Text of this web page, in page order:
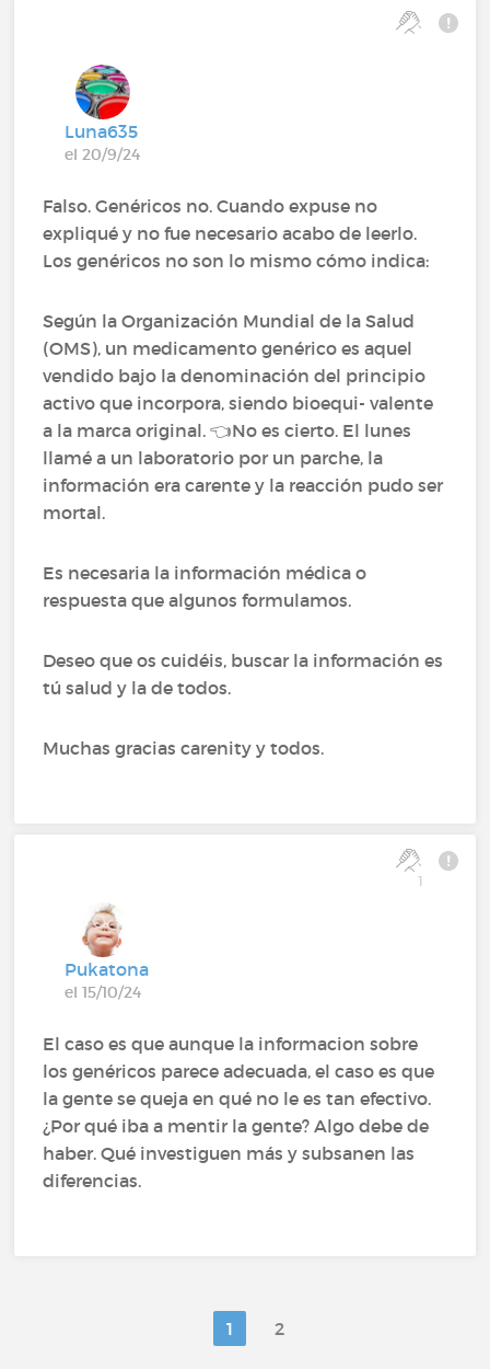
Luna635
el 20/9/24
Falso. Genéricos no. Cuando expuse no
expliqué y no fue necesario acabo de leerlo.
Los genéricos no son lo mismo cómo indica:
Según la Organización Mundial de la Salud
(OMS), un medicamento genérico es aquel
vendido bajo la denominación del principio
activo que incorpora, siendo bioequi- valente
a la marca original. 👈No es cierto. El lunes
llamé a un laboratorio por un parche, la
información era carente y la reacción pudo ser
mortal.
Es necesaria la información médica o
respuesta que algunos formulamos.
Deseo que os cuidéis, buscar la información es
tú salud y la de todos.
Muchas gracias carenity y todos.
1
Pukatona
el 15/10/24
El caso es que aunque la informacion sobre
los genéricos parece adecuada, el caso es que
la gente se queja en qué no le es tan efectivo.
¿Por qué iba a mentir la gente? Algo debe de
haber. Qué investiguen más y subsanen las
diferencias.
1 2